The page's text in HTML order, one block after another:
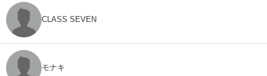
CLASS SEVEN
モナキ